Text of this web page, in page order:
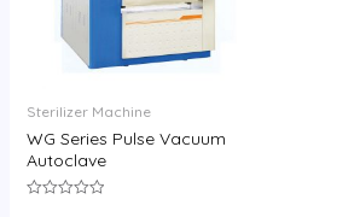
Sterilizer Machine
WG Series Pulse Vacuum
Autoclave